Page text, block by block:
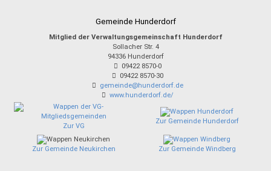
Gemeinde Hunderdorf
Mitglied der Verwaltungsgemeinschaft Hunderdorf
Sollacher Str. 4
94336 Hunderdorf
09422 8570-0
09422 8570-30
gemeinde@hunderdorf.de
www.hunderdorf.de/
Zur VG
Zur Gemeinde Hunderdorf
Zur Gemeinde Neukirchen Zur Gemeinde Windberg